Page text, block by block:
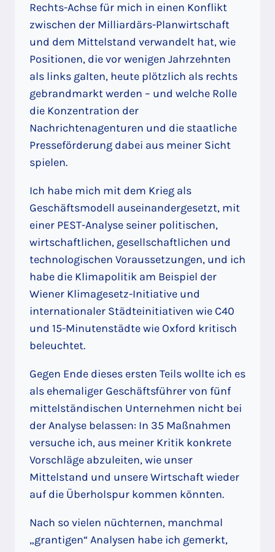
Rechts-Achse für mich in einen Konflikt
zwischen der Milliardärs-Planwirtschaft
und dem Mittelstand verwandelt hat, wie
Positionen, die vor wenigen Jahrzehnten
als links galten, heute plötzlich als rechts
gebrandmarkt werden – und welche Rolle
die Konzentration der
Nachrichtenagenturen und die staatliche
Presseförderung dabei aus meiner Sicht
spielen.
Ich habe mich mit dem Krieg als
Geschäftsmodell auseinandergesetzt, mit
einer PEST-Analyse seiner politischen,
wirtschaftlichen, gesellschaftlichen und
technologischen Voraussetzungen, und ich
habe die Klimapolitik am Beispiel der
Wiener Klimagesetz-Initiative und
internationaler Städteinitiativen wie C40
und 15-Minutenstädte wie Oxford kritisch
beleuchtet.
Gegen Ende dieses ersten Teils wollte ich es
als ehemaliger Geschäftsführer von fünf
mittelständischen Unternehmen nicht bei
der Analyse belassen: In 35 Maßnahmen
versuche ich, aus meiner Kritik konkrete
Vorschläge abzuleiten, wie unser
Mittelstand und unsere Wirtschaft wieder
auf die Überholspur kommen könnten.
Nach so vielen nüchternen, manchmal
„grantigen“ Analysen habe ich gemerkt,